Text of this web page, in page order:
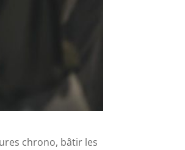
chrono, bâtir les